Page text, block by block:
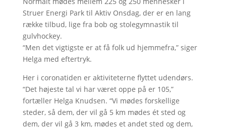
Struer Energi Park til Aktiv Onsdag, der er en lang
række tilbud, lige fra bob og stolegymnastik til
gulvhockey.
“Men det vigtigste er at få folk ud hjemmefra,” siger
Helga med eftertryk.
Her i coronatiden er aktiviteterne flyttet udendørs.
“Det højeste tal vi har været oppe på er 105,”
fortæller Helga Knudsen. “Vi mødes forskellige
steder, så dem, der vil gå 5 km mødes ét sted og
dem, der vil gå 3 km, mødes et andet sted og dem,